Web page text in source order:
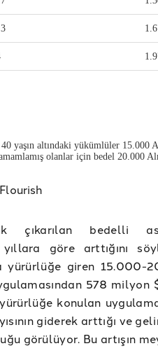
çıkarılan bedelli
göre arttığını
yürürlüğe giren 15.000-
578 milyon
konulan
giderek arttığı ve
görülüyor. Bu artışın